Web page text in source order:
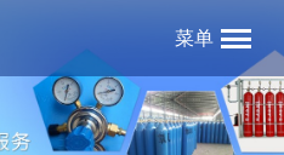
菜单